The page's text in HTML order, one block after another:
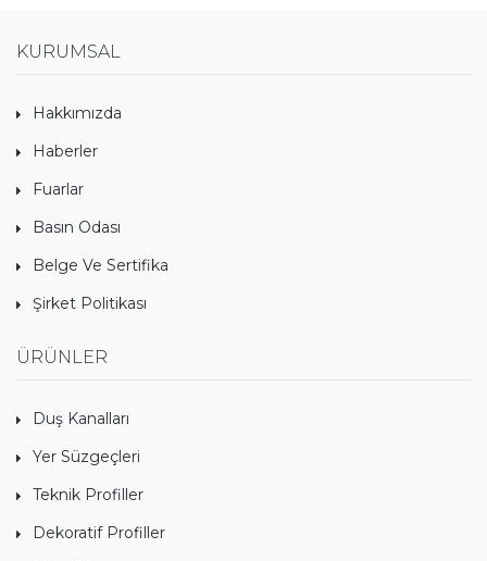
KURUMSAL
Hakkımızda
Haberler
Fuarlar
Basın Odası
Belge Ve Sertifika
Şirket Politikası
ÜRÜNLER
Duş Kanalları
Yer Süzgeçleri
Teknik Profiller
Dekoratif Profiller